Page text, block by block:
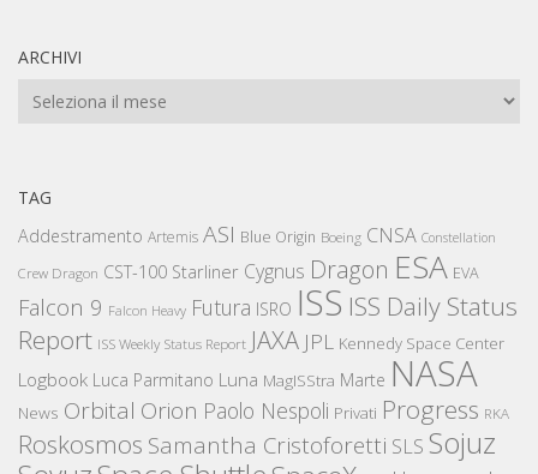
ARCHIVI
Archivi
TAG
Addestramento Artemis ASI Blue Origin Boeing CNSA Constellation
Crew Dragon CST-100 Starliner Cygnus Dragon ESA EVA
Falcon 9 Falcon Heavy Futura ISRO ISS ISS Daily Status
Report ISS Weekly Status Report JAXA JPL Kennedy Space Center
Logbook Luca Parmitano Luna MagISStra Marte NASA
News Orbital Orion Paolo Nespoli Privati Progress RKA
Roskosmos Samantha Cristoforetti SLS Sojuz